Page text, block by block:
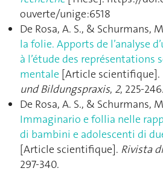
ouverte/unige:6518
De Rosa, A. S., & Schurmans,
la folie. Apports de l’analyse
à l’étude des représentations
mentale [Article scientifique].
und Bildungspraxis, 2, 225‑246.
De Rosa, A. S., & Schurmans,
Immaginario e follia nelle
di bambini e adolescenti di
[Article scientifique]. Rivista
297‑340.